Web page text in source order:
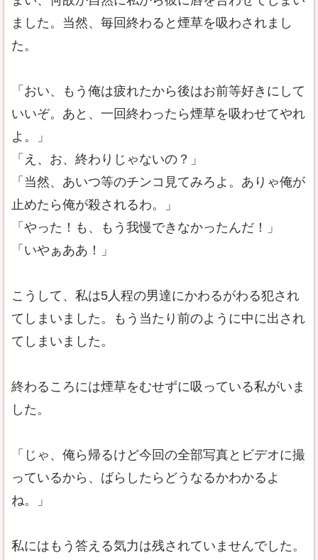
ました。当然、毎回終わると煙草を吸わされまし
た。
「おい、もう俺は疲れたから後はお前等好きにして
いいぞ。あと、一回終わったら煙草を吸わせてやれ
よ。」
「え、お、終わりじゃないの？」
「当然、あいつ等のチンコ見てみろよ。ありゃ俺が
止めたら俺が殺されるわ。」
「やった！も、もう我慢できなかったんだ！」
「いやぁああ！」
こうして、私は5人程の男達にかわるがわる犯され
てしまいました。もう当たり前のように中に出され
てしまいました。
終わるころには煙草をむせずに吸っている私がいま
した。
「じゃ、俺ら帰るけど今回の全部写真とビデオに撮
っているから、ばらしたらどうなるかわかるよ
ね。」
私にはもう答える気力は残されていませんでした。